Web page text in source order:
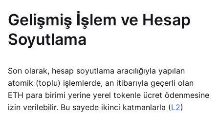
Gelişmiş İşlem ve Hesap
Soyutlama
Son olarak, hesap soyutlama aracılığıyla yapılan
atomik (toplu) işlemlerde, an itibarıyla geçerli olan
ETH para birimi yerine yerel tokenle ücret ödenmesine
izin verilebilir. Bu sayede ikinci katmanlarla (L2)